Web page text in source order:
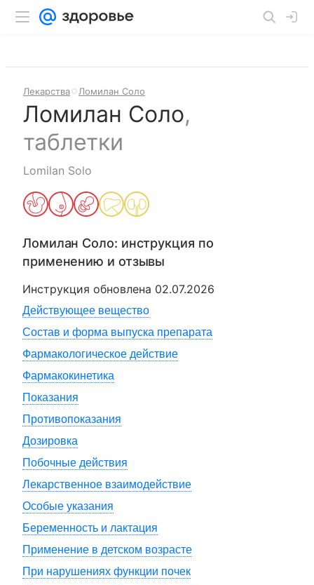
Лекарства Ломилан Соло
Ломилан Соло,
таблетки
Lomilan Solo
Ломилан Соло: инструкция по
применению и отзывы
Инструкция обновлена 02.07.2026
Действующее вещество
Состав и форма выпуска препарата
Фармакологическое действие
Фармакокинетика
Показания
Противопоказания
Дозировка
Побочные действия
Лекарственное взаимодействие
Особые указания
Беременность и лактация
Применение в детском возрасте
При нарушениях функции почек